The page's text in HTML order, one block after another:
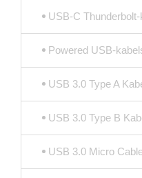
USB-C Thunderbolt-
Powered USB-
USB 3.0 Type A
USB 3.0 Type B
USB 3.0 Micro